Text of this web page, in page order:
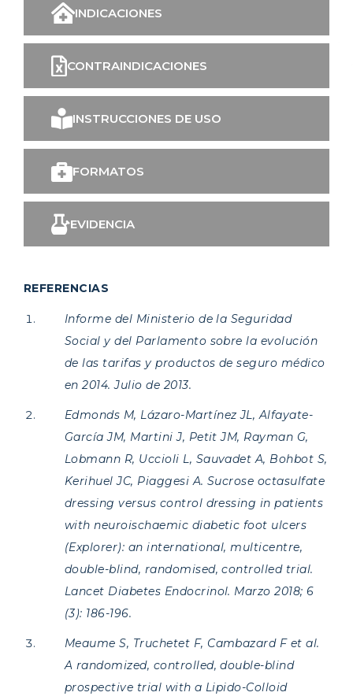
INDICACIONES
CONTRAINDICACIONES
INSTRUCCIONES DE USO
FORMATOS
EVIDENCIA
REFERENCIAS
Informe del Ministerio de la Seguridad
Social y del Parlamento sobre la evolución
de las tarifas y productos de seguro médico
en 2014. Julio de 2013.
Edmonds M, Lázaro-Martínez JL, Alfayate-
García JM, Martini J, Petit JM, Rayman G,
Lobmann R, Uccioli L, Sauvadet A, Bohbot S,
Kerihuel JC, Piaggesi A. Sucrose octasulfate
dressing versus control dressing in patients
with neuroischaemic diabetic foot ulcers
(Explorer): an international, multicentre,
double-blind, randomised, controlled trial.
Lancet Diabetes Endocrinol. Marzo 2018; 6
(3): 186-196.
Meaume S, Truchetet F, Cambazard F et al.
A randomized, controlled, double-blind
prospective trial with a Lipido-Colloid